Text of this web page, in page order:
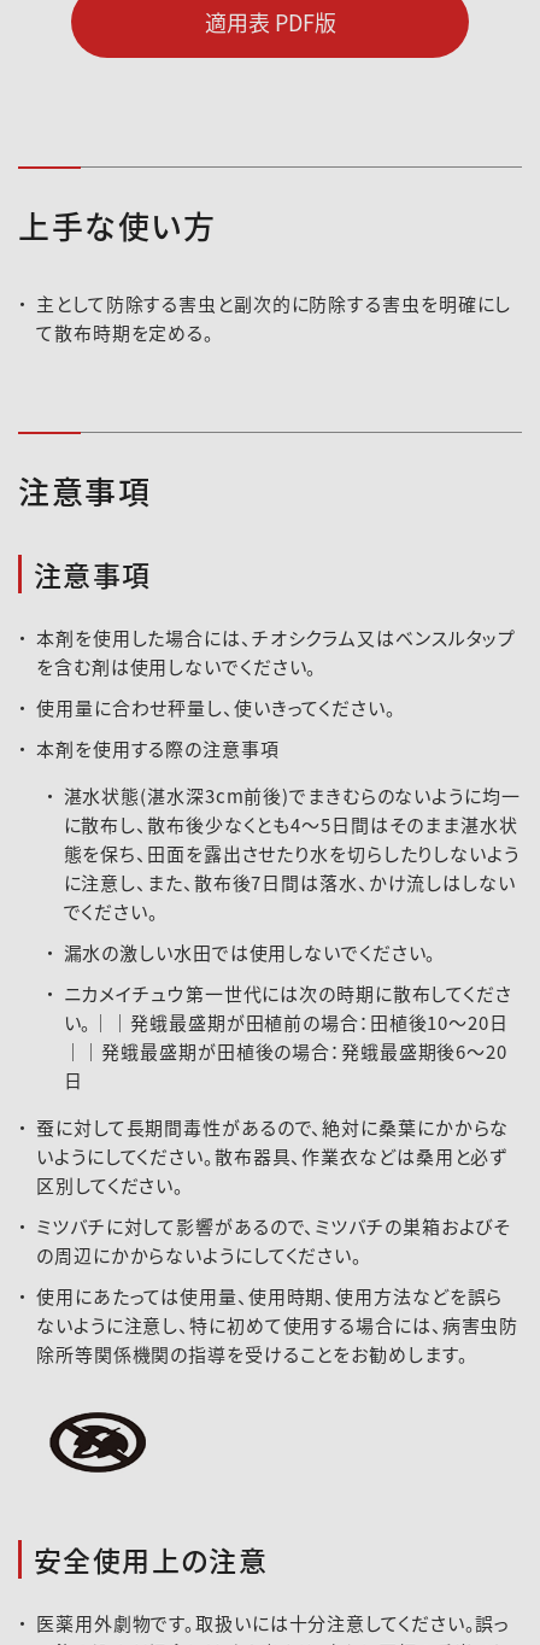
適用表 PDF版
上手な使い方
主として防除する害虫と副次的に防除する害虫を明確にし
て散布時期を定める。
注意事項
注意事項
本剤を使用した場合には、チオシクラム又はベンスルタップ
を含む剤は使用しないでください。
使用量に合わせ秤量し、使いきってください。
本剤を使用する際の注意事項
湛水状態(湛水深3cm前後)でまきむらのないように均一
に散布し、散布後少なくとも4～5日間はそのまま湛水状
態を保ち、田面を露出させたり水を切らしたりしないよう
に注意し、また、散布後7日間は落水、かけ流しはしない
でください。
漏水の激しい水田では使用しないでください。
ニカメイチュウ第一世代には次の時期に散布してくださ
い。｜｜発蛾最盛期が田植前の場合：田植後10～20日
｜｜発蛾最盛期が田植後の場合：発蛾最盛期後6～20
日
蚕に対して長期間毒性があるので、絶対に桑葉にかからな
いようにしてください。散布器具、作業衣などは桑用と必ず
区別してください。
ミツバチに対して影響があるので、ミツバチの巣箱およびそ
の周辺にかからないようにしてください。
使用にあたっては使用量、使用時期、使用方法などを誤ら
ないように注意し、特に初めて使用する場合には、病害虫防
除所等関係機関の指導を受けることをお勧めします。
安全使用上の注意
医薬用外劇物です。取扱いには十分注意してください。誤っ